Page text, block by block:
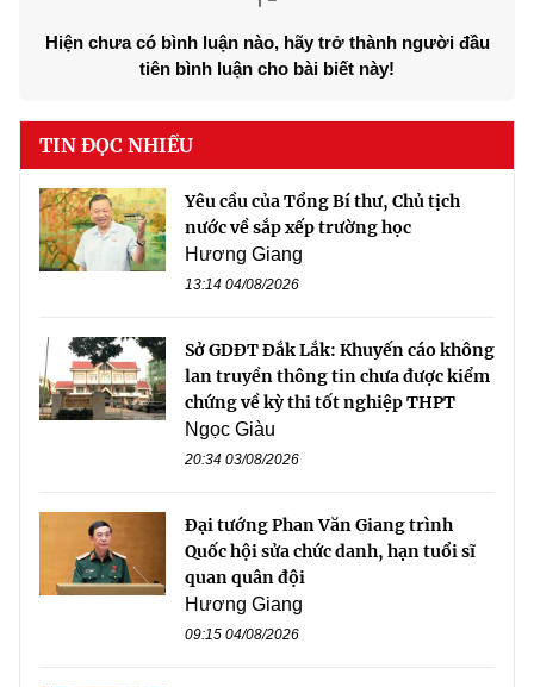
Hiện chưa có bình luận nào, hãy trở thành người đầu
tiên bình luận cho bài biết này!
TIN ĐỌC NHIỀU
Yêu cầu của Tổng Bí thư, Chủ tịch
nước về sắp xếp trường học
Hương Giang
13:14 04/08/2026
Sở GDĐT Đắk Lắk: Khuyến cáo không
lan truyền thông tin chưa được kiểm
chứng về kỳ thi tốt nghiệp THPT
Ngọc Giàu
20:34 03/08/2026
Đại tướng Phan Văn Giang trình
Quốc hội sửa chức danh, hạn tuổi sĩ
quan quân đội
Hương Giang
09:15 04/08/2026